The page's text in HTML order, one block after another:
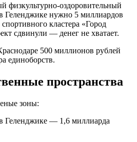
физкультурно-оздоровительный
Геленджике нужно 5 миллиардов
кластера «Город
сдвинули — денег не хватает.
500 миллионов рублей
единоборств.
пространства
зоны:
Геленджике — 1,6 миллиарда